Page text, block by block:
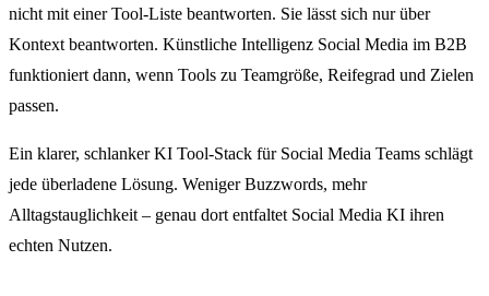
nicht mit einer Tool-Liste beantworten. Sie lässt sich nur über
Kontext beantworten. Künstliche Intelligenz Social Media im B2B
funktioniert dann, wenn Tools zu Teamgröße, Reifegrad und Zielen
passen.
Ein klarer, schlanker KI Tool-Stack für Social Media Teams schlägt
jede überladene Lösung. Weniger Buzzwords, mehr
Alltagstauglichkeit – genau dort entfaltet Social Media KI ihren
echten Nutzen.